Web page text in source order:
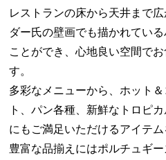
レストランの床から天井まで
ダー氏の壁画でも描かれてい
ことができ、心地良い空間で
す。
多彩なメニューから、ホット
ト、パン各種、新鮮なトロピ
にもご満足いただけるアイテム
豊富な品揃えにはポルチュギ